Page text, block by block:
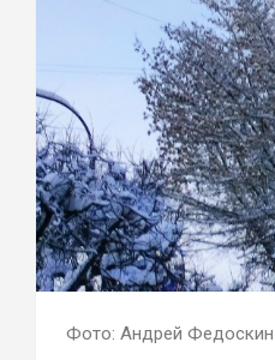
Фото: Андрей Федоскин